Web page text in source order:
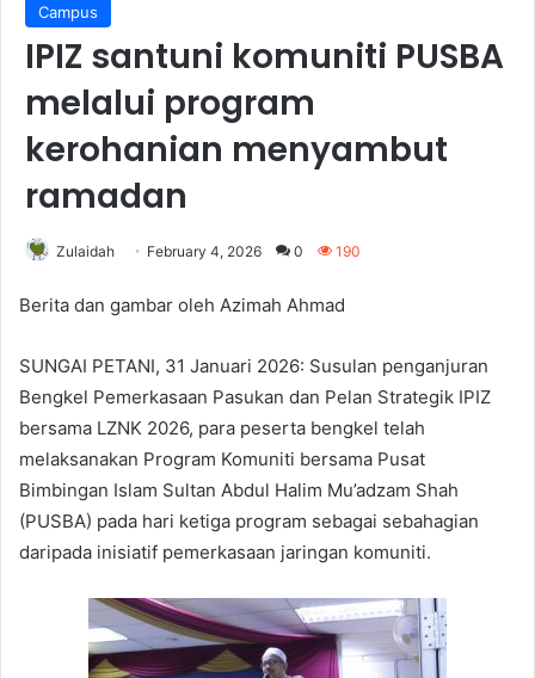
Campus
IPIZ santuni komuniti PUSBA
melalui program
kerohanian menyambut
ramadan
Zulaidah February 4, 2026 0 190
Berita dan gambar oleh Azimah Ahmad
SUNGAI PETANI, 31 Januari 2026: Susulan penganjuran
Bengkel Pemerkasaan Pasukan dan Pelan Strategik IPIZ
bersama LZNK 2026, para peserta bengkel telah
melaksanakan Program Komuniti bersama Pusat
Bimbingan Islam Sultan Abdul Halim Mu’adzam Shah
(PUSBA) pada hari ketiga program sebagai sebahagian
daripada inisiatif pemerkasaan jaringan komuniti.